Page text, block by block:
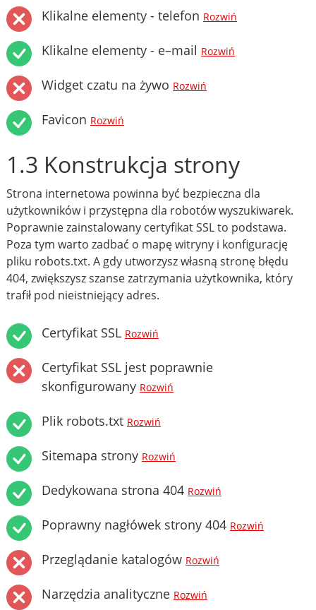
Klikalne elementy - telefon Rozwiń
Klikalne elementy - e–mail Rozwiń
Widget czatu na żywo Rozwiń
Favicon Rozwiń
1.3 Konstrukcja strony
Strona internetowa powinna być bezpieczna dla
użytkowników i przystępna dla robotów wyszukiwarek.
Poprawnie zainstalowany certyfikat SSL to podstawa.
Poza tym warto zadbać o mapę witryny i konfigurację
pliku robots.txt. A gdy utworzysz własną stronę błędu
404, zwiększysz szanse zatrzymania użytkownika, który
trafił pod nieistniejący adres.
Certyfikat SSL Rozwiń
Certyfikat SSL jest poprawnie
skonfigurowany Rozwiń
Plik robots.txt Rozwiń
Sitemapa strony Rozwiń
Dedykowana strona 404 Rozwiń
Poprawny nagłówek strony 404 Rozwiń
Przeglądanie katalogów Rozwiń
Narzędzia analityczne Rozwiń